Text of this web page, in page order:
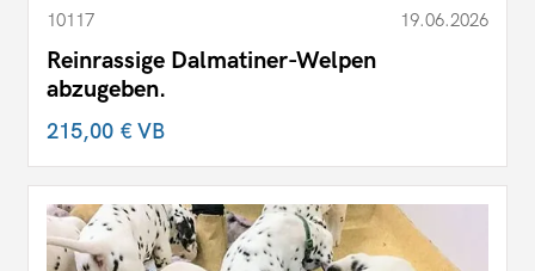
10117 19.06.2026
Reinrassige Dalmatiner-Welpen
abzugeben.
215,00 €VB